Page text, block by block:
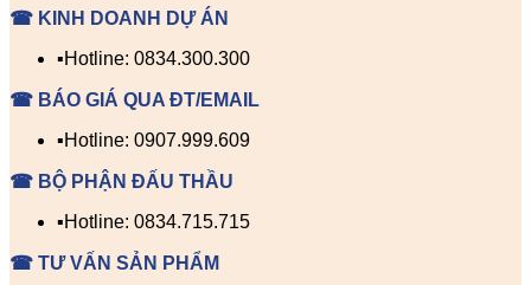
☎ KINH DOANH DỰ ÁN
▪️Hotline: 0834.300.300
☎ BÁO GIÁ QUA ĐT/EMAIL
▪️Hotline: 0907.999.609
☎ BỘ PHẬN ĐẤU THẦU
▪️Hotline: 0834.715.715
☎ TƯ VẤN SẢN PHẨM